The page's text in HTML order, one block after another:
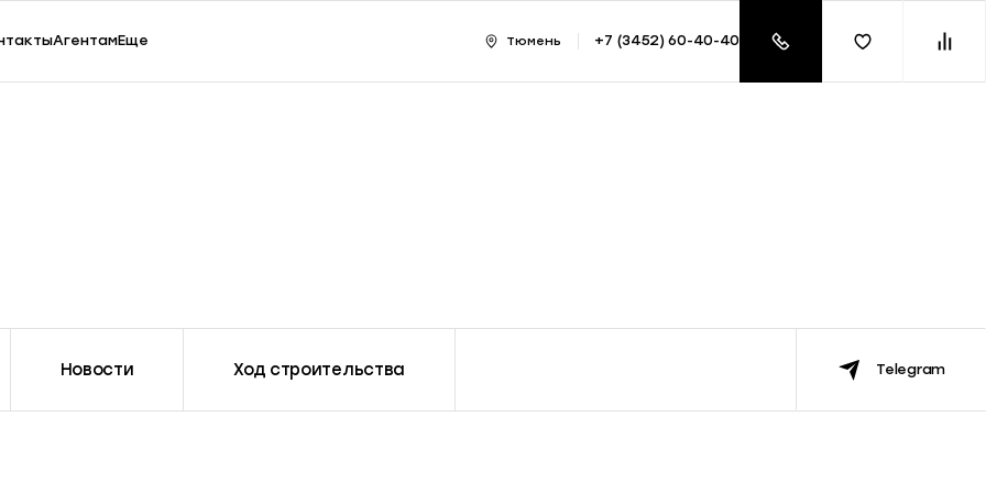
АгентамЕще Тюмень +7 (3452) 60-40-40
Новости Ход строительства Telegram